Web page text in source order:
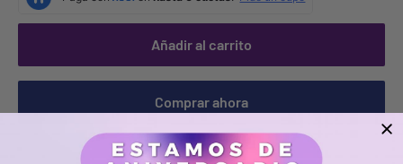
Añadir al carrito
Comprar ahora